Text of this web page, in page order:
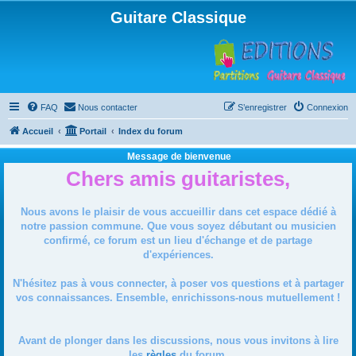
Guitare Classique
FAQ Nous contacter Connexion
S’enregistrer
Accueil Portail Index du forum
Message de bienvenue
Chers amis guitaristes,
Nous avons le plaisir de vous accueillir dans cet espace dédié à
notre passion commune. Que vous soyez débutant ou musicien
confirmé, ce forum est un lieu d'échange et de partage
d'expériences.
N'hésitez pas à vous connecter, à poser vos questions et à partager
vos connaissances. Ensemble, enrichissons-nous mutuellement !
Avant de plonger dans les discussions, nous vous invitons à lire